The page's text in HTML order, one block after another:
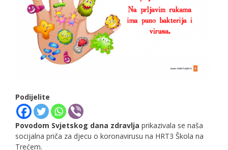
Podijelite
Povodom Svjetskog dana zdravlja prikazivala se naša
socijalna priča za djecu o koronavirusu na HRT3 Škola na
Trećem.